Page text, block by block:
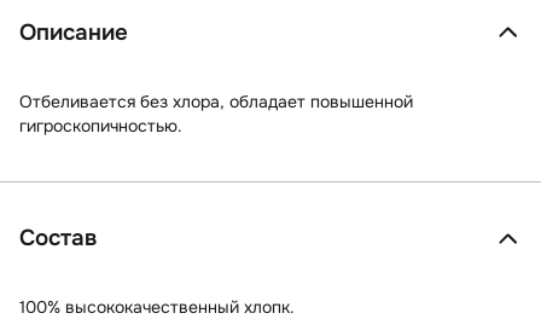
Описание
Отбеливается без хлора, обладает повышенной
гигроскопичностью.
Состав
100% высококачественный хлопк.